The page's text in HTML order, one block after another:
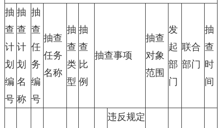
抽
查
计
划
编
号
抽
查
计
划
名
称
抽
查
任
务
编
号
抽查
任务
名称
抽
查
类
型
抽
查
比
例
抽查事项
抽查
对象
范围
发
起
部
门
联合
部门
抽
查
时
间
违反规定